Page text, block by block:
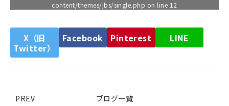
content/themes/jbs/single.php on line 12
X（旧
Twitter）
Facebook Pinterest LINE
PREV ブログ一覧